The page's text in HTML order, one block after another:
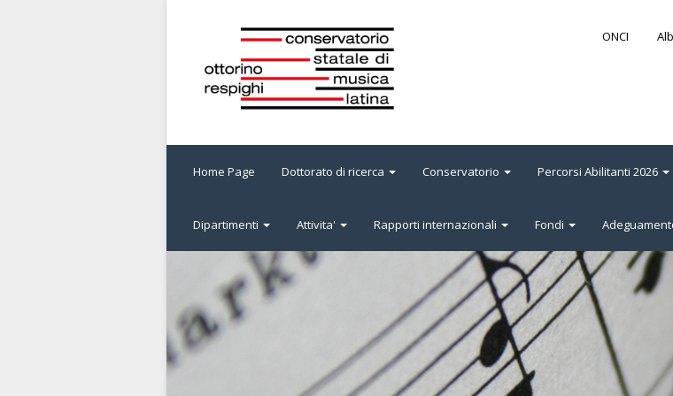
ONCI
Home Page Dottorato di ricerca Conservatorio Percorsi Abilitanti 2026
Dipartimenti Attivita' Rapporti internazionali Fondi